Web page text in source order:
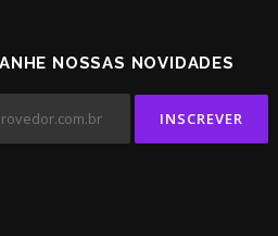
NOSSAS NOVIDADES